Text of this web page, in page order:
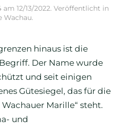
am 12/13/2022. Veröffentlicht in
Wachau.
hinaus ist die
Der Name wurde
und seit einigen
Gütesiegel, das für die
Marille“ steht.
und